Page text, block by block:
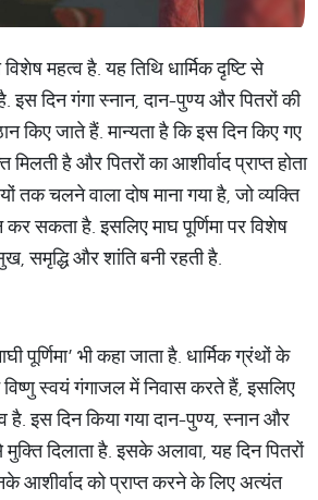
विशेष महत्व है. यह तिथि धार्मिक दृष्टि से
इस दिन गंगा स्नान, दान-पुण्य और पितरों की
किए जाते हैं. मान्यता है कि इस दिन किए गए
मिलती है और पितरों का आशीर्वाद प्राप्त होता
तक चलने वाला दोष माना गया है, जो व्यक्ति
सकता है. इसलिए माघ पूर्णिमा पर विशेष
समृद्धि और शांति बनी रहती है.
पूर्णिमा’ भी कहा जाता है. धार्मिक ग्रंथों के
स्वयं गंगाजल में निवास करते हैं, इसलिए
है. इस दिन किया गया दान-पुण्य, स्नान और
दिलाता है. इसके अलावा, यह दिन पितरों
आशीर्वाद को प्राप्त करने के लिए अत्यंत